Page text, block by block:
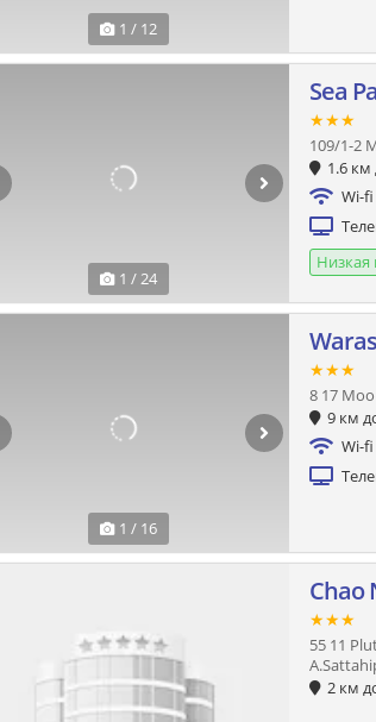
1 / 12
1 / 24
Sea
★★★
109/1-2
1.6 км
Wi-
Низкая
1 / 16
★★★
8 17
9 км
Wi-
Chao
★★★
55 11
2 км